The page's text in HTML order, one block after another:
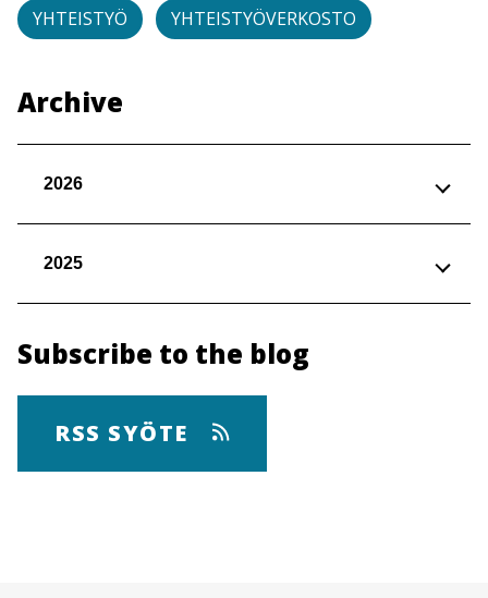
YHTEISTYÖ YHTEISTYÖVERKOSTO
Archive
2026
2025
Subscribe to the blog
RSS SYÖTE